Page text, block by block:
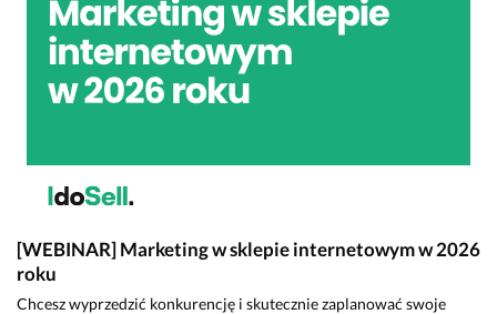
[WEBINAR] Marketing w sklepie internetowym w 2026
roku
Chcesz wyprzedzić konkurencję i skutecznie zaplanować swoje